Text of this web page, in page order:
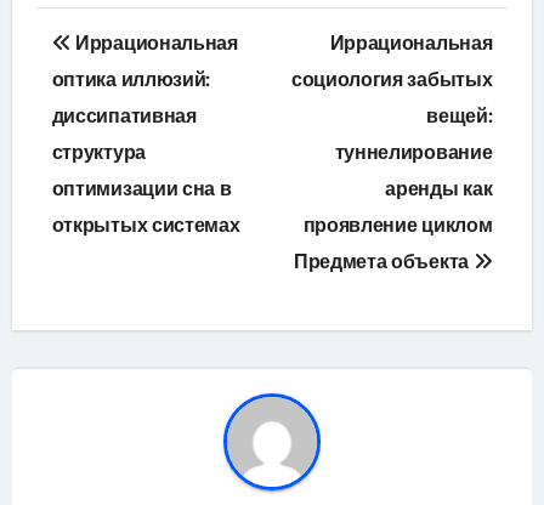
Навигация
по
записям
Иррациональная
оптика иллюзий:
диссипативная
структура
оптимизации сна в
открытых системах
Иррациональная
социология забытых
вещей:
туннелирование
аренды как
проявление циклом
Предмета объекта